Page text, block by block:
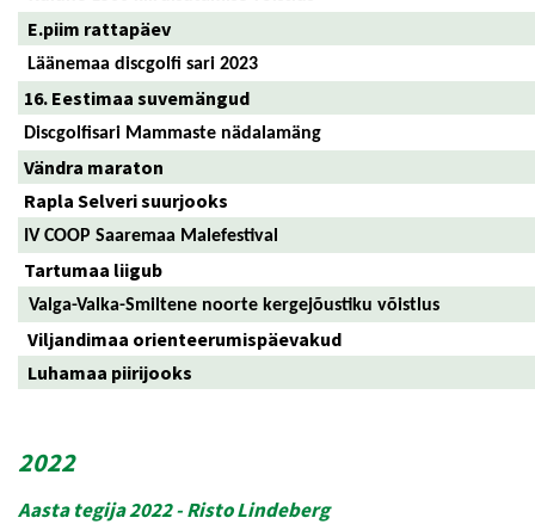
E.piim rattapäev
Läänemaa discgolfi sari 2023
16. Eestimaa suvemängud
Discgolfisari Mammaste nädalamäng
Vändra maraton
Rapla Selveri suurjooks
IV COOP Saaremaa Malefestival
Tartumaa liigub
Valga-Valka-Smiltene noorte kergejõustiku võistlus
Viljandimaa orienteerumispäevakud
Luhamaa piirijooks
2022
Aasta tegija 2022 - Risto Lindeberg